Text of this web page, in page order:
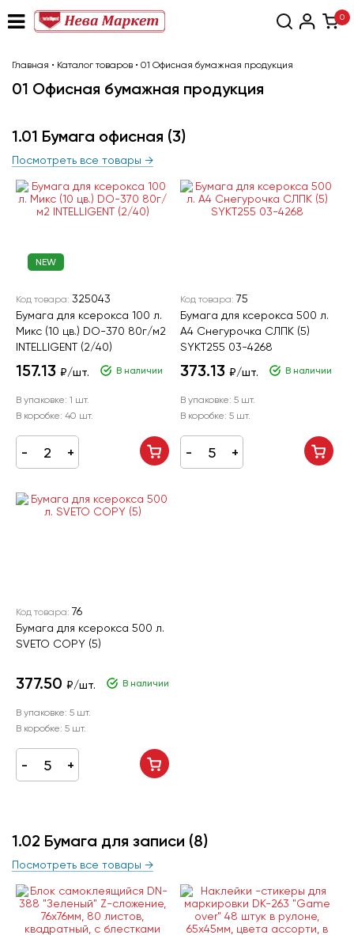
0
Главная • Каталог товаров • 01 Офисная бумажная продукция
01 Офисная бумажная продукция
1.01 Бумага офисная (3)
Посмотреть все товары →
NEW
Код товара: 325043
Бумага для ксерокса 100 л.
Микс (10 цв.) DO-370 80г/м2
INTELLIGENT (2/40)
157.13 ₽/шт. В наличии
В упаковке: 1 шт.
В коробке: 40 шт.
Код товара: 75
Бумага для ксерокса 500 л.
А4 Снегурочка СЛПК (5)
SYKT255 03-4268
373.13 ₽/шт. В наличии
В упаковке: 5 шт.
В коробке: 5 шт.
Код товара: 76
Бумага для ксерокса 500 л.
SVETO COPY (5)
377.50 ₽/шт. В наличии
В упаковке: 5 шт.
В коробке: 5 шт.
1.02 Бумага для записи (8)
Посмотреть все товары →